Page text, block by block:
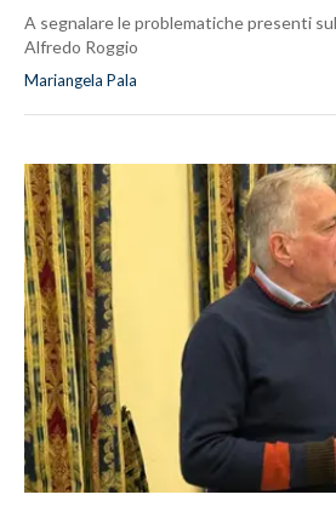
A segnalare le problematiche presenti
Alfredo Roggio
Mariangela Pala